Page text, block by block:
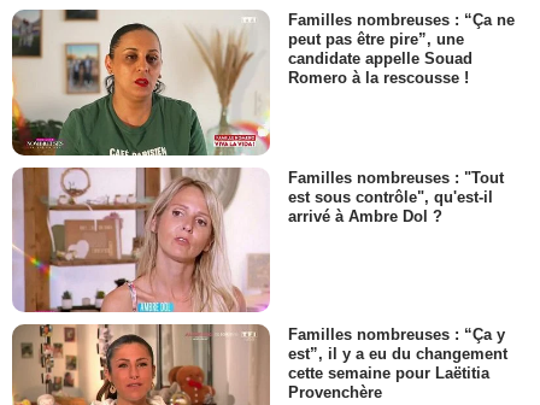
Familles nombreuses : “Ça ne
peut pas être pire”, une
candidate appelle Souad
Romero à la rescousse !
Familles nombreuses : "Tout
est sous contrôle", qu'est-il
arrivé à Ambre Dol ?
Familles nombreuses : “Ça y
est”, il y a eu du changement
cette semaine pour Laëtitia
Provenchère